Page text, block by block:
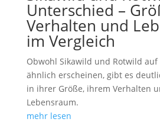
Unterschied –
Verhalten und
im Vergleich
Obwohl Sikawild und Rotwild
ähnlich erscheinen, gibt es
in ihrer Größe, ihrem Verhalten
Lebensraum.
mehr lesen